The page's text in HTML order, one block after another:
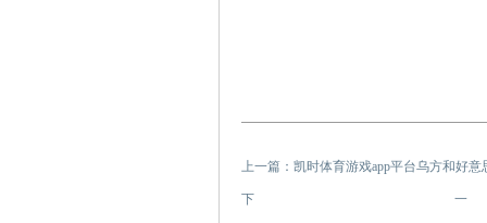
上一篇： 凯时体育游戏app平台乌方和好
下